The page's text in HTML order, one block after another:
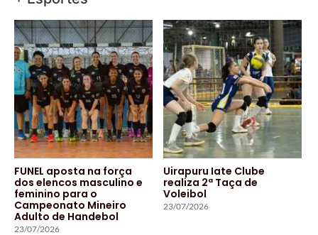
FUNEL aposta na força
dos elencos masculino e
feminino para o
Campeonato Mineiro
Adulto de Handebol
23/07/2026
Uirapuru Iate Clube
realiza 2ª Taça de
Voleibol
23/07/2026